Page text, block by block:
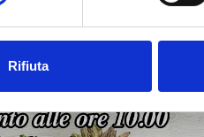
Rifiuta